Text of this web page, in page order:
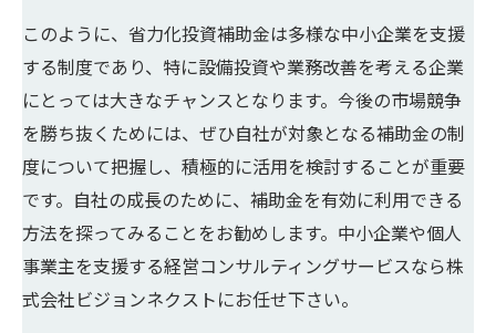
このように、省力化投資補助金は多様な中小企業を支援
する制度であり、特に設備投資や業務改善を考える企業
にとっては大きなチャンスとなります。今後の市場競争
を勝ち抜くためには、ぜひ自社が対象となる補助金の制
度について把握し、積極的に活用を検討することが重要
です。自社の成長のために、補助金を有効に利用できる
方法を探ってみることをお勧めします。中小企業や個人
事業主を支援する経営コンサルティングサービスなら株
式会社ビジョンネクストにお任せ下さい。